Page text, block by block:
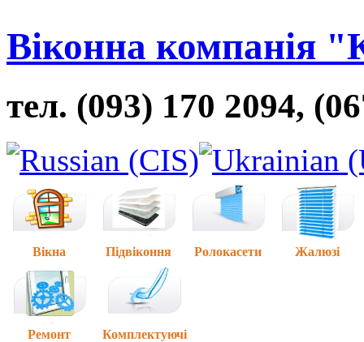
Віконна компанія
тел. (093) 170 2094,
Вікна Підвіконня Ролокасети Жалюзі
Ремонт Комплектуючі